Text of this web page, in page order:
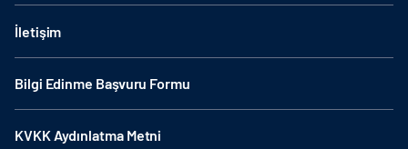
İletişim
Bilgi Edinme Başvuru Formu
KVKK Aydınlatma Metni